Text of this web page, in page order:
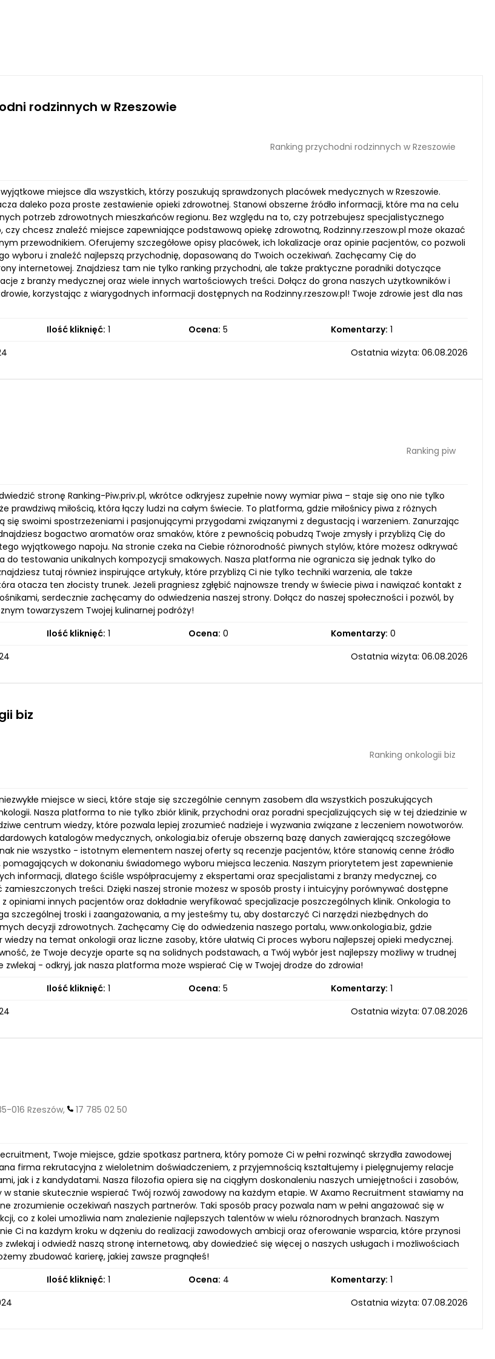
rodzinnych w Rzeszowie
Ranking przychodni rodzinnych w Rzeszowie
miejsce dla wszystkich, którzy poszukują sprawdzonych placówek medycznych w Rzeszowie.
daleko poza proste zestawienie opieki zdrowotnej. Stanowi obszerne źródło informacji, które ma na celu
potrzeb zdrowotnych mieszkańców regionu. Bez względu na to, czy potrzebujesz specjalistycznego
chcesz znaleźć miejsce zapewniające podstawową opiekę zdrowotną, Rodzinny.rzeszow.pl może okazać
przewodnikiem. Oferujemy szczegółowe opisy placówek, ich lokalizacje oraz opinie pacjentów, co pozwoli
wyboru i znaleźć najlepszą przychodnię, dopasowaną do Twoich oczekiwań. Zachęcamy Cię do
internetowej. Znajdziesz tam nie tylko ranking przychodni, ale także praktyczne poradniki dotyczące
z branży medycznej oraz wiele innych wartościowych treści. Dołącz do grona naszych użytkowników i
korzystając z wiarygodnych informacji dostępnych na Rodzinny.rzeszow.pl! Twoje zdrowie jest dla nas
Ilość kliknięć: 1 Ocena: 5 Komentarzy: 1
Ostatnia wizyta: 06.08.2026
Ranking piw
stronę Ranking-Piw.priv.pl, wkrótce odkryjesz zupełnie nowy wymiar piwa – staje się ono nie tylko
prawdziwą miłością, która łączy ludzi na całym świecie. To platforma, gdzie miłośnicy piwa z różnych
się swoimi spostrzeżeniami i pasjonującymi przygodami związanymi z degustacją i warzeniem. Zanurzając
bogactwo aromatów oraz smaków, które z pewnością pobudzą Twoje zmysły i przybliżą Cię do
wyjątkowego napoju. Na stronie czeka na Ciebie różnorodność piwnych stylów, które możesz odkrywać
do testowania unikalnych kompozycji smakowych. Nasza platforma nie ogranicza się jednak tylko do
tutaj również inspirujące artykuły, które przybliżą Ci nie tylko techniki warzenia, ale także
otacza ten złocisty trunek. Jeżeli pragniesz zgłębić najnowsze trendy w świecie piwa i nawiązać kontakt z
serdecznie zachęcamy do odwiedzenia naszej strony. Dołącz do naszej społeczności i pozwól, by
towarzyszem Twojej kulinarnej podróży!
Ilość kliknięć: 1 Ocena: 0 Komentarzy: 0
Ostatnia wizyta: 06.08.2026
biz
Ranking onkologii biz
miejsce w sieci, które staje się szczególnie cennym zasobem dla wszystkich poszukujących
Nasza platforma to nie tylko zbiór klinik, przychodni oraz poradni specjalizujących się w tej dziedzinie w
centrum wiedzy, które pozwala lepiej zrozumieć nadzieje i wyzwania związane z leczeniem nowotworów.
katalogów medycznych, onkologia.biz oferuje obszerną bazę danych zawierającą szczegółowe
nie wszystko - istotnym elementem naszej oferty są recenzje pacjentów, które stanowią cenne źródło
pomagających w dokonaniu świadomego wyboru miejsca leczenia. Naszym priorytetem jest zapewnienie
informacji, dlatego ściśle współpracujemy z ekspertami oraz specjalistami z branży medycznej, co
zamieszczonych treści. Dzięki naszej stronie możesz w sposób prosty i intuicyjny porównywać dostępne
opiniami innych pacjentów oraz dokładnie weryfikować specjalizacje poszczególnych klinik. Onkologia to
szczególnej troski i zaangażowania, a my jesteśmy tu, aby dostarczyć Ci narzędzi niezbędnych do
decyzji zdrowotnych. Zachęcamy Cię do odwiedzenia naszego portalu, www.onkologia.biz, gdzie
wiedzy na temat onkologii oraz liczne zasoby, które ułatwią Ci proces wyboru najlepszej opieki medycznej.
że Twoje decyzje oparte są na solidnych podstawach, a Twój wybór jest najlepszy możliwy w trudnej
zwlekaj - odkryj, jak nasza platforma może wspierać Cię w Twojej drodze do zdrowia!
Ilość kliknięć: 1 Ocena: 5 Komentarzy: 1
Ostatnia wizyta: 07.08.2026
016 Rzeszów, 17 785 02 50
Twoje miejsce, gdzie spotkasz partnera, który pomoże Ci w pełni rozwinąć skrzydła zawodowej
firma rekrutacyjna z wieloletnim doświadczeniem, z przyjemnością kształtujemy i pielęgnujemy relacje
jak i z kandydatami. Nasza filozofia opiera się na ciągłym doskonaleniu naszych umiejętności i zasobów,
stanie skutecznie wspierać Twój rozwój zawodowy na każdym etapie. W Axamo Recruitment stawiamy na
zrozumienie oczekiwań naszych partnerów. Taki sposób pracy pozwala nam w pełni angażować się w
co z kolei umożliwia nam znalezienie najlepszych talentów w wielu różnorodnych branżach. Naszym
Ci na każdym kroku w dążeniu do realizacji zawodowych ambicji oraz oferowanie wsparcia, które przynosi
zwlekaj i odwiedź naszą stronę internetową, aby dowiedzieć się więcej o naszych usługach i możliwościach
zbudować karierę, jakiej zawsze pragnąłeś!
Ilość kliknięć: 1 Ocena: 4 Komentarzy: 1
Ostatnia wizyta: 07.08.2026